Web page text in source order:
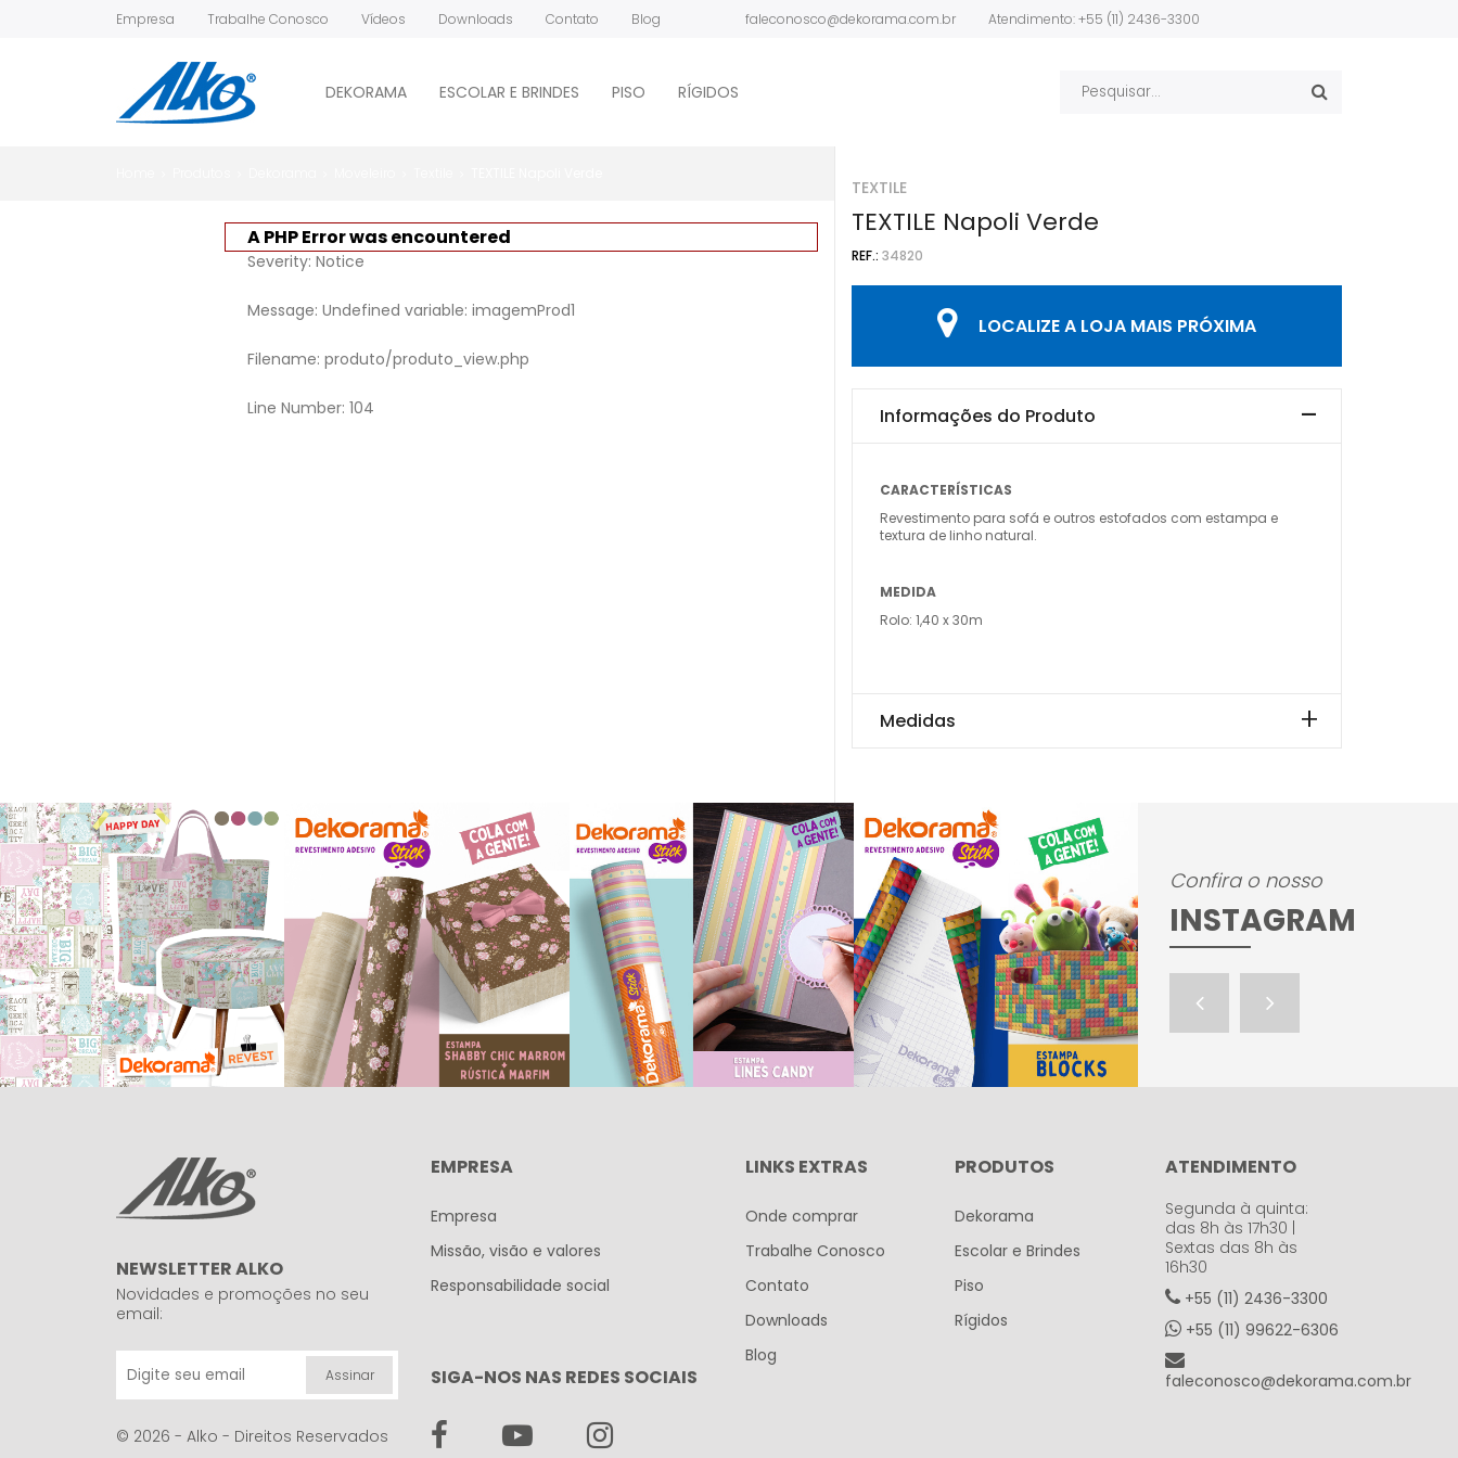
Empresa Trabalhe Conosco Vídeos Downloads Contato Blog faleconosco@dekorama.com.br Atendimento: +55 (11) 2436-3300
DEKORAMA ESCOLAR E BRINDES PISO RÍGIDOS
A PHP Error was encountered
Severity: Notice
Message: Undefined variable: imagemProd1
Filename: produto/produto_view.php
Line Number: 104
TEXTILE
TEXTILE Napoli Verde
REF.: 34820
LOCALIZE A LOJA MAIS PRÓXIMA
Informações do Produto
CARACTERÍSTICAS
Revestimento para sofá e outros estofados com estampa e
textura de linho natural.
MEDIDA
Rolo: 1,40 x 30m
Medidas
Confira o nosso
INSTAGRAM
NEWSLETTER ALKO
Novidades e promoções no seu
email:
Assinar
© 2026 - Alko - Direitos Reservados
EMPRESA
Empresa
Missão, visão e valores
Responsabilidade social
SIGA-NOS NAS REDES SOCIAIS
LINKS EXTRAS
Onde comprar
Trabalhe Conosco
Contato
Downloads
Blog
PRODUTOS
Dekorama
Escolar e Brindes
Piso
Rígidos
ATENDIMENTO
Segunda à quinta:
das 8h às 17h30 |
Sextas das 8h às
16h30
+55 (11) 2436-3300
+55 (11) 99622-6306
faleconosco@dekorama.com.br